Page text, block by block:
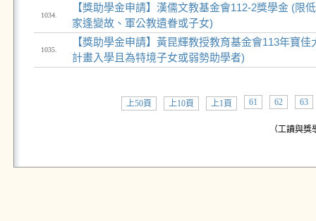
1034.
【獎助學金申請】漢儒文教基金會112-2獎學金 (限
家逢變故、軍公教遺眷或子女)
1035.
【獎助學金申請】黃昆輝教授教育基金會113年寶
計畫入學且為特境子女或弱勢助學者)
上50頁 上10頁 上1頁 61 62 63
（工讀與